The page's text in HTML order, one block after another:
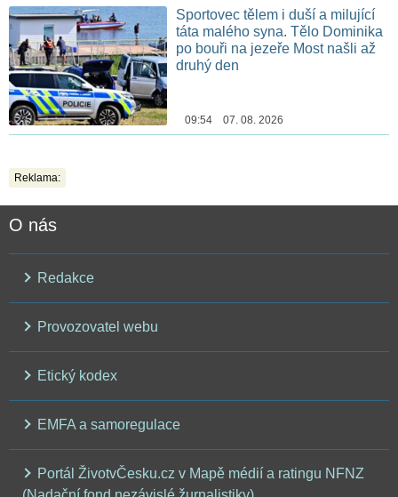
Sportovec tělem i duší a milující
táta malého syna. Tělo Dominika
po bouři na jezeře Most našli až
druhý den
09:54 07. 08. 2026
Reklama:
O nás
Redakce
Provozovatel webu
Etický kodex
EMFA a samoregulace
Portál ŽivotvČesku.cz v Mapě médií a ratingu NFNZ